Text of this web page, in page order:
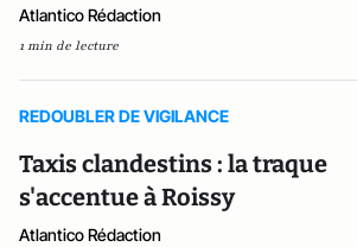
Atlantico Rédaction
1 min de lecture
REDOUBLER DE VIGILANCE
Taxis clandestins : la traque
s'accentue à Roissy
Atlantico Rédaction